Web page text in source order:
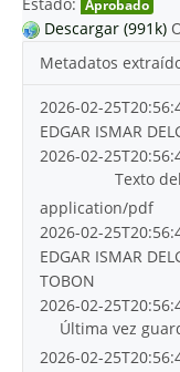
Aprobado
Descargar (991k)
Metadatos
2026-02-
EDGAR ISMAR
2026-02-
Texto
application/pdf
2026-02-
EDGAR ISMAR
TOBON
2026-02-
Última vez
2026-02-